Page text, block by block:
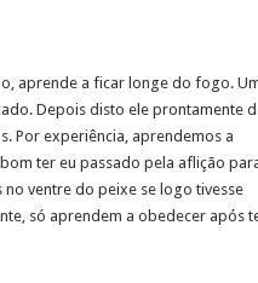
aprende a ficar longe do fogo.
Depois disto ele prontamente
Por experiência, aprendemos a
ter eu passado pela aflição
no ventre do peixe se logo tivesse
só aprendem a obedecer após